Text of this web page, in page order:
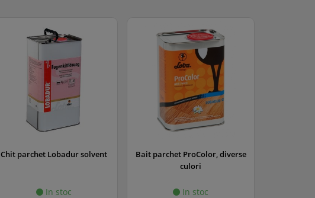
Bait parchet ProColor, diverse
In stoc
Lac parchet Lobadur WS Life
(lucios)
In stoc